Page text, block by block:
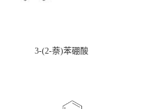
3-(2-萘)苯硼酸